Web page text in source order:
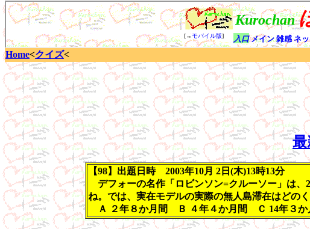
Home<クイズ<
【98】出題日時 2003年10月 2日(木)13時13分
デフォーの名作「ロビンソン=クルーソー」は、
ね。では、実在モデルの実際の無人島滞在はどの
Ａ ２年８か月間 Ｂ ４年４か月間 Ｃ 14年３か